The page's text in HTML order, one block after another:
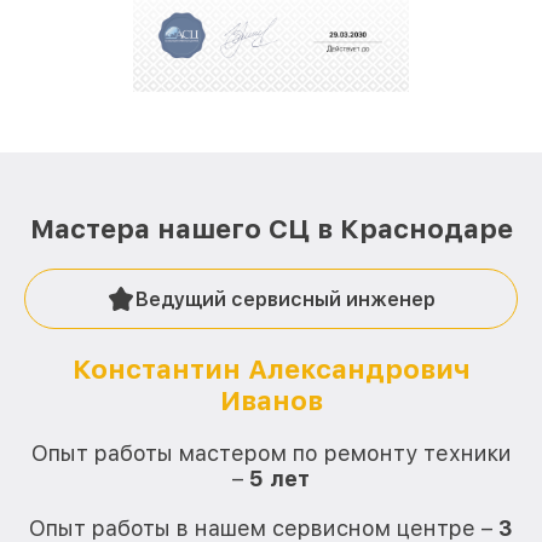
положительные отзывы и обрели отличную
репутацию. Мы постоянно совершенствуемся и
Мастера нашего СЦ в Краснодаре
Ведущий сервисный инженер
Константин Александрович
Иванов
Опыт работы мастером по ремонту техники
– 5 лет
Опыт работы в нашем сервисном центре – 3